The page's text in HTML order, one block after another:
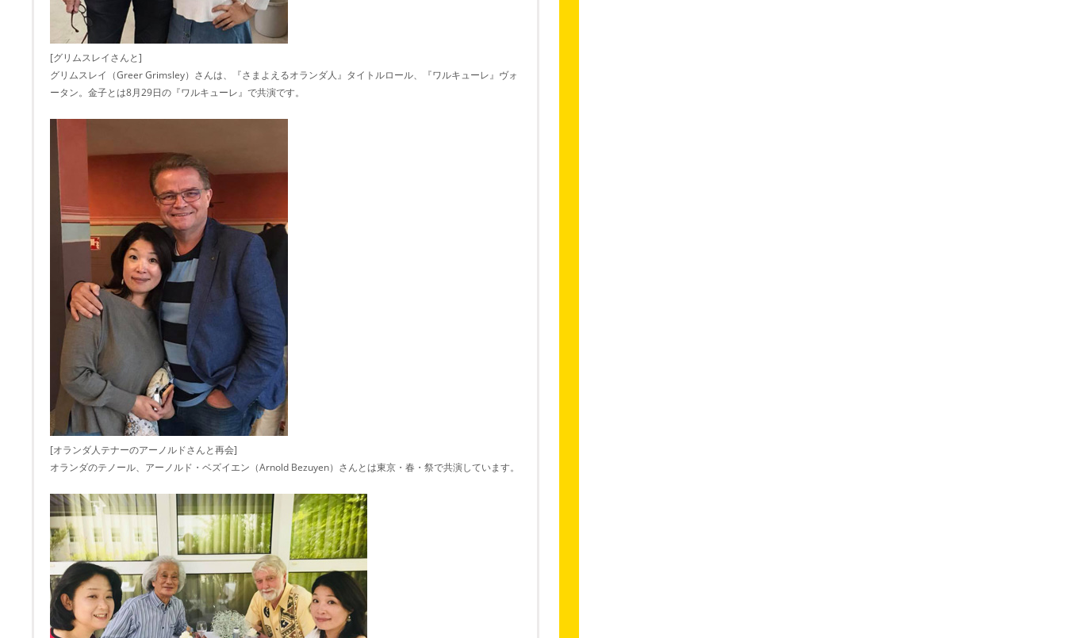
[グリムスレイさんと]
グリムスレイ（Greer Grimsley）さんは、『さまよえるオランダ人』タイトルロール、『ワルキューレ』ヴォ
ータン。金子とは8月29日の『ワルキューレ』で共演です。
[オランダ人テナーのアーノルドさんと再会]
オランダのテノール、アーノルド・ベズイエン（Arnold Bezuyen）さんとは東京・春・祭で共演しています。